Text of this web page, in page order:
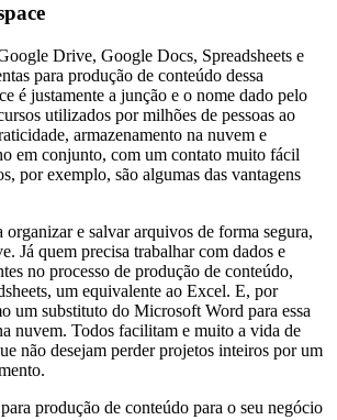
Drive, Google Docs, Spreadsheets e
para produção de conteúdo dessa
é justamente a junção e o nome dado pelo
utilizados por milhões de pessoas ao
armazenamento na nuvem e
em conjunto, com um contato muito fácil
por exemplo, são algumas das vantagens
organizar e salvar arquivos de forma segura,
Já quem precisa trabalhar com dados e
no processo de produção de conteúdo,
um equivalente ao Excel. E, por
um substituto do Microsoft Word para essa
nuvem. Todos facilitam e muito a vida de
não desejam perder projetos inteiros por um